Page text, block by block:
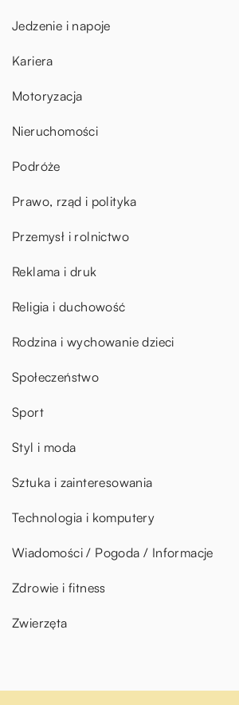
Jedzenie i napoje
Kariera
Motoryzacja
Nieruchomości
Podróże
Prawo, rząd i polityka
Przemysł i rolnictwo
Reklama i druk
Religia i duchowość
Rodzina i wychowanie dzieci
Społeczeństwo
Sport
Styl i moda
Sztuka i zainteresowania
Technologia i komputery
Wiadomości / Pogoda / Informacje
Zdrowie i fitness
Zwierzęta